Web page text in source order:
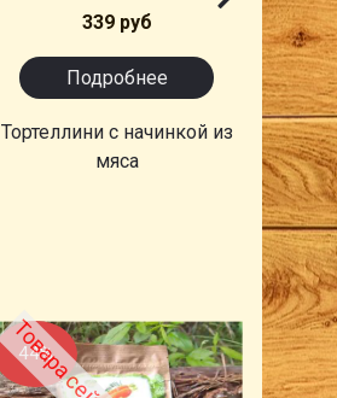
339 руб
Подробнее
Тортеллини с начинкой из
мяса
44%